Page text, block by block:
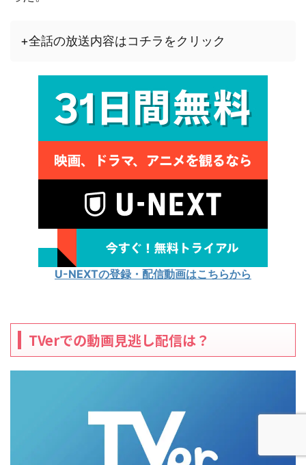
+全話の放送内容はコチラをクリック
U-NEXTの登録・配信動画はこちらから
TVerでの動画見逃し配信は？